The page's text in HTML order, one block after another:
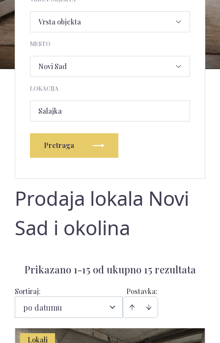
MESTO
LOKACIJA
Salajka
Pretraga
Prodaja lokala Novi
Sad i okolina
Prikazano 1-15 od ukupno 15 rezultata
Postavka:
Sortiraj:
po datumu
Lokali